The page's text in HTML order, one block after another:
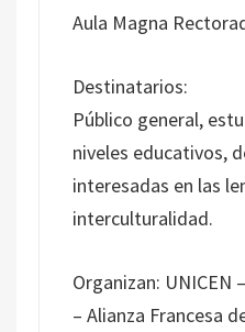
Aula Magna
Destinatarios:
Público general,
niveles educativos,
interesadas en las
interculturalidad.
Organizan: UNICEN
– Alianza Francesa